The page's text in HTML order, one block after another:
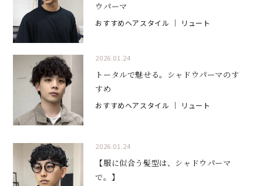
ウパーマ
おすすめヘアスタイル ｜ リュート
2026.01.24
トータルで魅せる。シャドウパーマのす
すめ
おすすめヘアスタイル ｜ リュート
2026.01.24
【服に似合う髪型は、シャドウパーマ
で。】